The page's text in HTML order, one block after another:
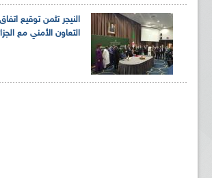
النيجر تثمن توقيع اتفاق
التعاون الأمني مع